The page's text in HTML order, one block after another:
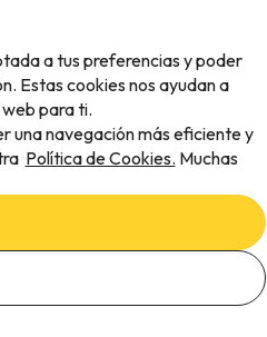
a tus preferencias y poder
Estas cookies nos ayudan a
para ti.
una navegación más eficiente y
Política de Cookies. Muchas